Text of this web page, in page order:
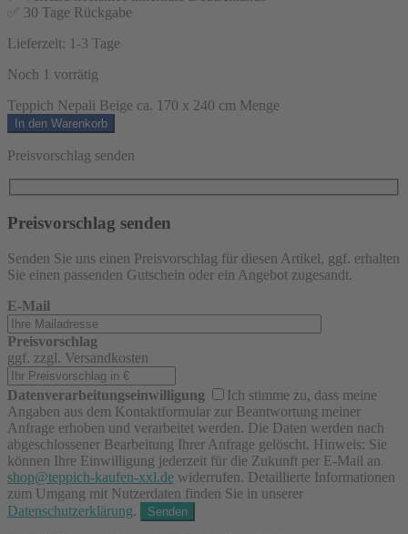
✅ 30 Tage Rückgabe
Lieferzeit: 1-3 Tage
Noch 1 vorrätig
Teppich Nepali Beige ca. 170 x 240 cm Menge
In den Warenkorb
Preisvorschlag senden
Preisvorschlag senden
Senden Sie uns einen Preisvorschlag für diesen Artikel, ggf. erhalten
Sie einen passenden Gutschein oder ein Angebot zugesandt.
E-Mail
Preisvorschlag
ggf. zzgl. Versandkosten
Datenverarbeitungseinwilligung
Ich stimme zu, dass meine
Angaben aus dem Kontaktformular zur Beantwortung meiner
Anfrage erhoben und verarbeitet werden. Die Daten werden nach
abgeschlossener Bearbeitung Ihrer Anfrage gelöscht. Hinweis: Sie
können Ihre Einwilligung jederzeit für die Zukunft per E-Mail an
shop@teppich-kaufen-xxl.de widerrufen. Detaillierte Informationen
zum Umgang mit Nutzerdaten finden Sie in unserer
Datenschutzerklärung.